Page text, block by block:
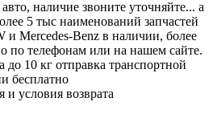
наличие звоните уточняйте... а
5 тыс наименований запчастей
и Mercedes-Benz в наличии, более
по телефонам или на нашем сайте.
до 10 кг отправка транспортной
бесплатно
и условия возврата